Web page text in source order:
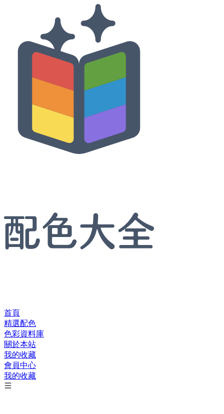
首頁
精選配色
色彩資料庫
關於本站
我的收藏
會員中心
我的收藏